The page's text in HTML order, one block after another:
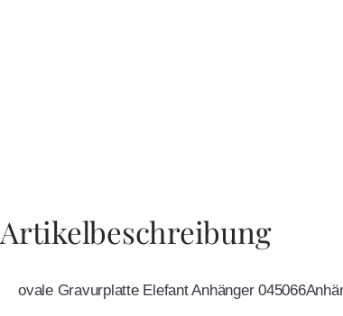
Artikelbeschreibung
ovale Gravurplatte Elefant Anhänger